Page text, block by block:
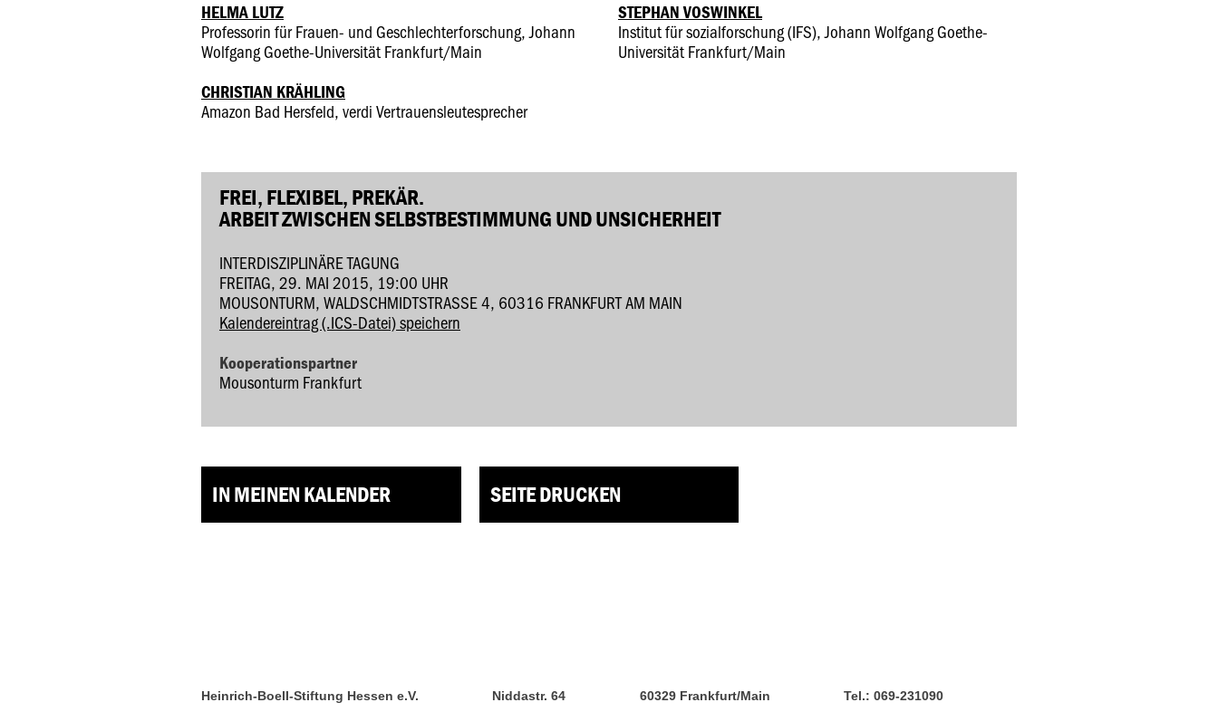
HELMA LUTZ
Professorin für Frauen- und Geschlechterforschung, Johann
Wolfgang Goethe-Universität Frankfurt/Main
CHRISTIAN KRÄHLING
Amazon Bad Hersfeld, verdi Vertrauensleutesprecher
STEPHAN VOSWINKEL
Institut für sozialforschung (IFS), Johann Wolfgang Goethe-
Universität Frankfurt/Main
FREI, FLEXIBEL, PREKÄR.
ARBEIT ZWISCHEN SELBSTBESTIMMUNG UND UNSICHERHEIT
INTERDISZIPLINÄRE TAGUNG
FREITAG, 29. MAI 2015, 19:00 UHR
MOUSONTURM, WALDSCHMIDTSTRASSE 4, 60316 FRANKFURT AM MAIN
Kalendereintrag (.ICS-Datei) speichern
Kooperationspartner
Mousonturm Frankfurt
IN MEINEN KALENDER SEITE DRUCKEN
Heinrich-Boell-Stiftung Hessen e.V. Niddastr. 64 60329 Frankfurt/Main Tel.: 069-231090